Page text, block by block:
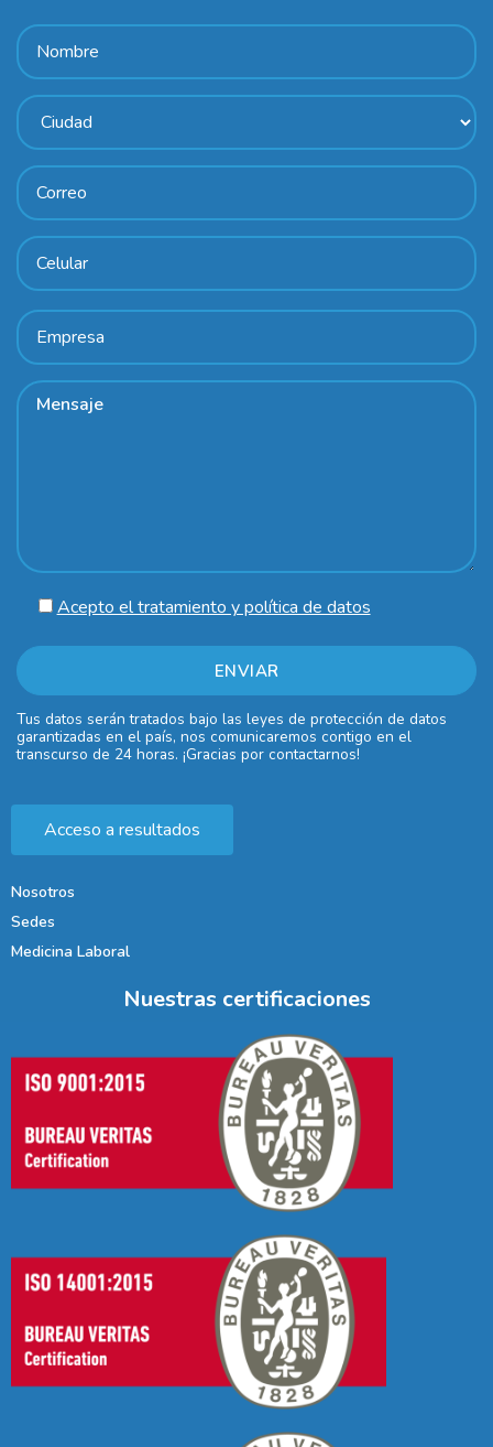
Acepto el tratamiento y política de datos
Tus datos serán tratados bajo las leyes de protección de datos
garantizadas en el país, nos comunicaremos contigo en el
transcurso de 24 horas. ¡Gracias por contactarnos!
Acceso a resultados
Nosotros
Sedes
Medicina Laboral
Nuestras certificaciones